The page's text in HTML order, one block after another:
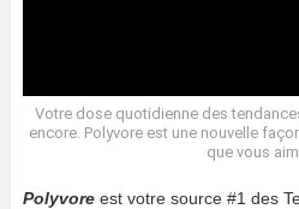
Votre dose quotidienne des
encore. Polyvore est une nouvelle
que vous
Polyvore est votre source #1 des